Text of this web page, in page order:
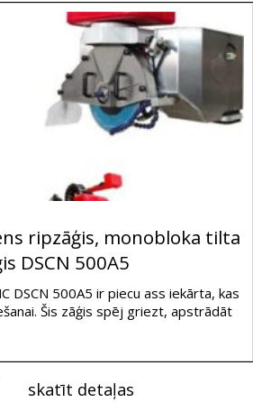
ripzāģis, monobloka tilta
DSCN 500A5
DSCN 500A5 ir piecu ass iekārta, kas
Šis zāģis spēj griezt, apstrādāt
skatīt detaļas